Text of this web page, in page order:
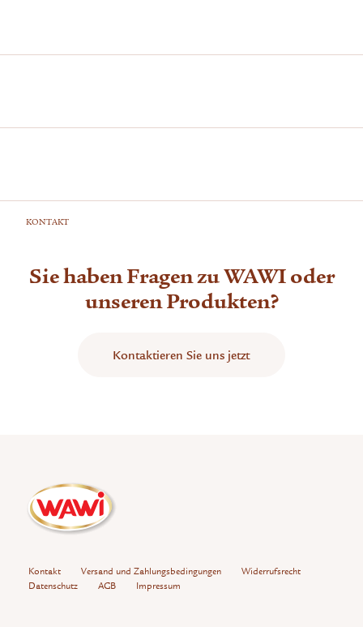
KONTAKT
Sie haben Fragen zu WAWI oder
unseren Produkten?
Kontaktieren Sie uns jetzt
Kontakt Versand und Zahlungsbedingungen
Widerrufsrecht
Datenschutz
AGB Impressum